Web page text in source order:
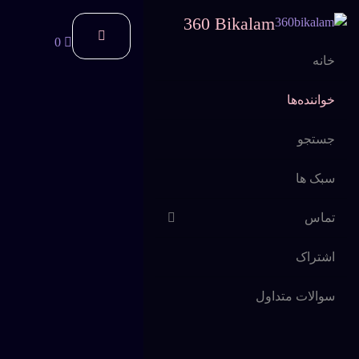
360 Bikalam
خانه
خواننده‌ها
جستجو
سبک ها
تماس
اشتراک
سوالات متداول
0